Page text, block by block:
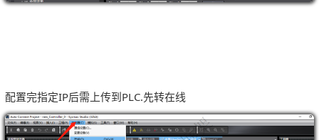
配置完指定IP后需上传到PLC.先转在线